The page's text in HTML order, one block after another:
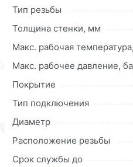
• диаметр 3/4 дюйма (d20).
«Быстрый заказ». Также
Условия доставки и цены
Москве и области.
Наши профессиональные
доставки или
описанием,
Данний товар от
Тип резьбы
Толщина стенки, мм
Макс. рабочая
Макс. рабочее давление,
Покрытие
Тип подключения
Диаметр
Расположение резьбы
Срок службы до